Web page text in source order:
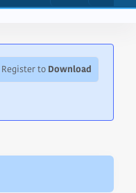
Register to Download